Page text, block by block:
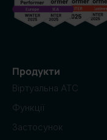
Продукти
Віртуальна АТС
Функції
Застосунок